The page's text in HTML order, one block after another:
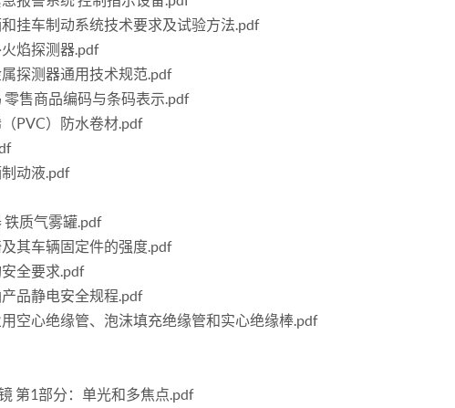
挂车制动系统技术要求及试验方法.pdf
焰探测器.pdf
探测器通用技术规范.pdf
售商品编码与条码表示.pdf
PVC）防水卷材.pdf
动液.pdf
铁质气雾罐.pdf
其车辆固定件的强度.pdf
全要求.pdf
品静电安全规程.pdf
空心绝缘管、泡沫填充绝缘管和实心绝缘棒.pdf
第1部分：单光和多焦点.pdf